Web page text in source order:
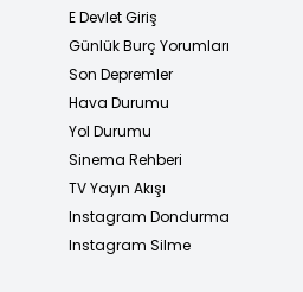
E Devlet Giriş
Günlük Burç Yorumları
Son Depremler
Hava Durumu
Yol Durumu
Sinema Rehberi
TV Yayın Akışı
Instagram Dondurma
Instagram Silme